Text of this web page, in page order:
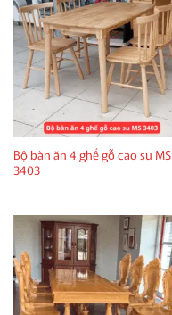
Bộ bàn ăn 4 ghế gỗ cao su MS
3403